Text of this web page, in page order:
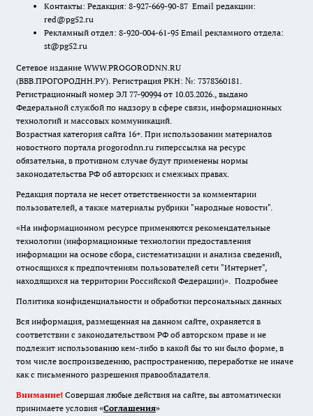
Контакты: Редакция: 8-927-669-90-87 Email редакции:
red@pg52.ru
Рекламный отдел: 8-920-004-61-95 Email рекламного отдела:
st@pg52.ru
Сетевое издание WWW.PROGORODNN.RU
(ВВВ.ПРОГОРОДНН.РУ). Регистрация РКН: №: 7378360181.
Регистрационный номер ЭЛ 77-90994 от 10.03.2026., выдано
Федеральной службой по надзору в сфере связи, информационных
технологий и массовых коммуникаций.
Возрастная категория сайта 16+. При использовании материалов
новостного портала progorodnn.ru гиперссылка на ресурс
обязательна, в противном случае будут применены нормы
законодательства РФ об авторских и смежных правах.
Редакция портала не несет ответственности за комментарии
пользователей, а также материалы рубрики "народные новости".
«На информационном ресурсе применяются рекомендательные
технологии (информационные технологии предоставления
информации на основе сбора, систематизации и анализа сведений,
относящихся к предпочтениям пользователей сети "Интернет",
находящихся на территории Российской Федерации)». Подробнее
Политика конфиденциальности и обработки персональных данных
Вся информация, размещенная на данном сайте, охраняется в
соответствии с законодательством РФ об авторском праве и не
подлежит использованию кем-либо в какой бы то ни было форме, в
том числе воспроизведению, распространению, переработке не иначе
как с письменного разрешения правообладателя.
Внимание! Совершая любые действия на сайте, вы автоматически
принимаете условия «Cоглашения»